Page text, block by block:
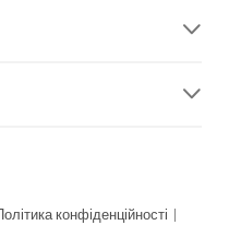
Політика конфіденційності